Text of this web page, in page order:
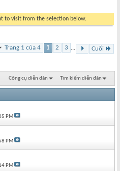
to visit from the selection below.
Trang 1 của 4 1 2 3 ... Cuối
Công cụ diễn đàn Tìm kiếm diễn đàn
PM
PM
PM